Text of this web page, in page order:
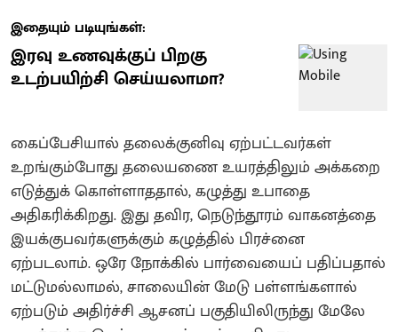
இதையும் படியுங்கள்:
இரவு உணவுக்குப் பிறகு
உடற்பயிற்சி செய்யலாமா?
கைப்பேசியால் தலைக்குனிவு ஏற்பட்டவர்கள்
உறங்கும்போது தலையணை உயரத்திலும் அக்கறை
எடுத்துக் கொள்ளாததால், கழுத்து உபாதை
அதிகரிக்கிறது. இது தவிர, நெடுந்தூரம் வாகனத்தை
இயக்குபவர்களுக்கும் கழுத்தில் பிரச்னை
ஏற்படலாம். ஒரே நோக்கில் பார்வையைப் பதிப்பதால்
மட்டுமல்லாமல், சாலையின் மேடு பள்ளங்களால்
ஏற்படும் அதிர்ச்சி ஆசனப் பகுதியிலிருந்து மேலே